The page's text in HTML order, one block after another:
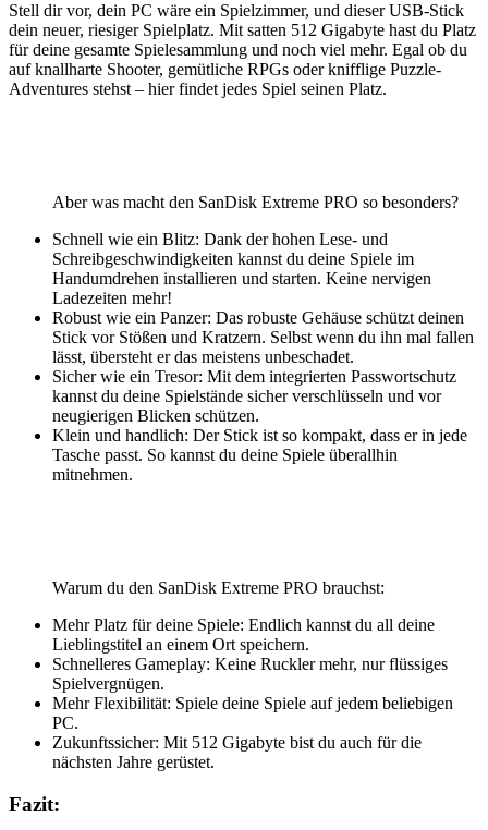
Stell dir vor, dein PC wäre ein Spielzimmer, und dieser USB-Stick
dein neuer, riesiger Spielplatz. Mit satten 512 Gigabyte hast du Platz
für deine gesamte Spielesammlung und noch viel mehr. Egal ob du
auf knallharte Shooter, gemütliche RPGs oder knifflige Puzzle-
Adventures stehst – hier findet jedes Spiel seinen Platz.
Aber was macht den SanDisk Extreme PRO so besonders?
Schnell wie ein Blitz: Dank der hohen Lese- und
Schreibgeschwindigkeiten kannst du deine Spiele im
Handumdrehen installieren und starten. Keine nervigen
Ladezeiten mehr!
Robust wie ein Panzer: Das robuste Gehäuse schützt deinen
Stick vor Stößen und Kratzern. Selbst wenn du ihn mal fallen
lässt, übersteht er das meistens unbeschadet.
Sicher wie ein Tresor: Mit dem integrierten Passwortschutz
kannst du deine Spielstände sicher verschlüsseln und vor
neugierigen Blicken schützen.
Klein und handlich: Der Stick ist so kompakt, dass er in jede
Tasche passt. So kannst du deine Spiele überallhin
mitnehmen.
Warum du den SanDisk Extreme PRO brauchst:
Mehr Platz für deine Spiele: Endlich kannst du all deine
Lieblingstitel an einem Ort speichern.
Schnelleres Gameplay: Keine Ruckler mehr, nur flüssiges
Spielvergnügen.
Mehr Flexibilität: Spiele deine Spiele auf jedem beliebigen
PC.
Zukunftssicher: Mit 512 Gigabyte bist du auch für die
nächsten Jahre gerüstet.
Fazit: